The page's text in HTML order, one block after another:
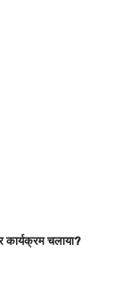
कार्यक्रम चलाया?